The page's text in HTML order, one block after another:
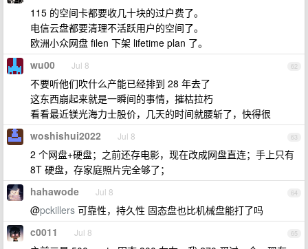
115 的空间卡都要收几十块的过户费了。
电信云盘都要清理不活跃用户的空间了。
欧洲小众网盘 filen 下架 lifetime plan 了。
62
wu00 Jul 8
不要听他们吹什么产能已经排到 28 年去了
这东西崩起来就是一瞬间的事情，摧枯拉朽
看看最近镁光海力士股价，几天的时间就腰斩了，快得很
63
woshishui2022 Jul 8
2 个网盘+硬盘；之前还存电影，现在改成网盘直连；手上只有
8T 硬盘，存家庭照片完全够了；
64
hahawode Jul 8
@pckillers 可靠性，持久性 固态盘也比机械盘能打了吗
65
c0011 Jul 8